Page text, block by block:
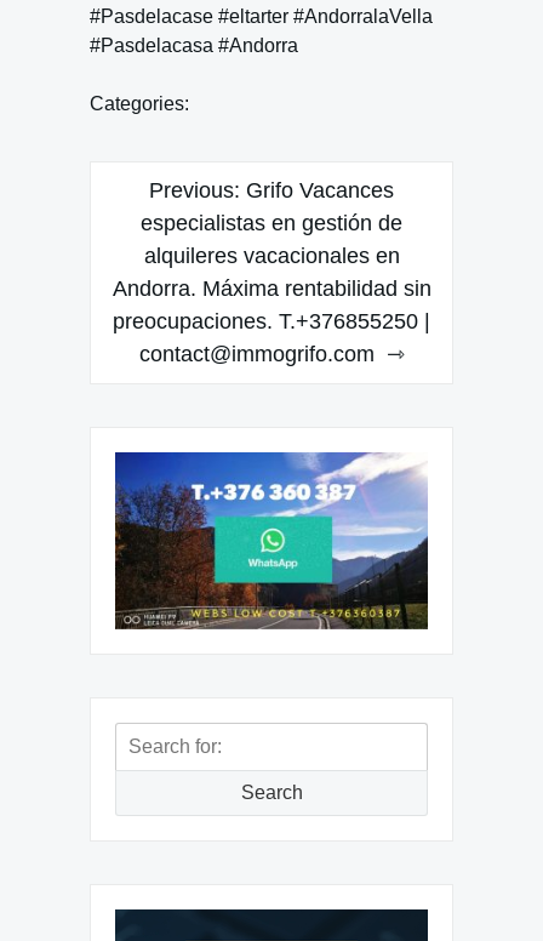
#Pasdelacase #eltarter #AndorralaVella
#Pasdelacasa #Andorra
Categories:
Navegación
entradas
Previous: Grifo Vacances
especialistas en gestión de
alquileres vacacionales en
Andorra. Máxima rentabilidad sin
preocupaciones. T.+376855250 |
contact@immogrifo.com
Search
Search